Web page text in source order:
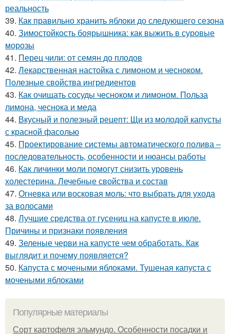
реальность
39. Как правильно хранить яблоки до следующего сезона
40. Зимостойкость боярышника: как выжить в суровые
морозы
41. Перец чили: от семян до плодов
42. Лекарственная настойка с лимоном и чесноком.
Полезные свойства ингредиентов
43. Как очищать сосуды чесноком и лимоном. Польза
лимона, чеснока и меда
44. Вкусный и полезный рецепт: Щи из молодой капусты
с красной фасолью
45. Проектирование системы автоматического полива –
последовательность, особенности и нюансы работы
46. Как личинки моли помогут снизить уровень
холестерина. Лечебные свойства и состав
47. Огневка или восковая моль: что выбрать для ухода
за волосами
48. Лучшие средства от гусениц на капусте в июле.
Причины и признаки появления
49. Зеленые черви на капусте чем обработать. Как
выглядит и почему появляется?
50. Капуста с мочеными яблоками. Тушеная капуста с
мочеными яблоками
Популярные материалы
Сорт картофеля эльмундо. Особенности посадки и